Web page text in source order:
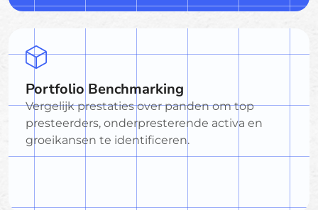
Portfolio Benchmarking
Vergelijk prestaties over panden om top
presteerders, onderpresterende activa en
groeikansen te identificeren.